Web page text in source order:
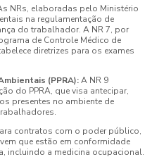
NRs, elaboradas pelo Ministério
na regulamentação de
do trabalhador. A NR 7, por
de Controle Médico de
diretrizes para os exames
(PPRA):A NR 9
do PPRA, que visa antecipar,
presentes no ambiente de
contratos com o poder público,
que estão em conformidade
incluindo a medicina ocupacional.